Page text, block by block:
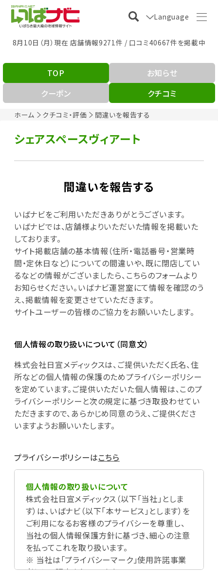
Language
8月10日（月）現在 店舗情報9271件 / 口コミ40667件を掲載中
ホーム クチコミ・評価 間違いを報告する
TOP
お知らせ
クーポン
クチコミ
シェアスペースヴィアート
間違いを報告する
いばナビをご利用いただきありがとうございます。
いばナビでは、店舗様よりいただいた情報を掲載いた
しております。
サイト掲載店舗の基本情報（住所・電話番号・営業時
間・定休日など）についての間違いや、既に閉店してい
るなどの情報がございましたら、こちらのフォームより
お知らせください。いばナビ運営室にて情報を確認のう
え、掲載情報を変更させていただきます。
サイトユーザーの皆様のご協力をお願いいたします。
個人情報の取り扱いについて（同意文）
株式会社日宣メディックスは、ご提供いただく氏名、住
所などの個人情報の保護のためプライバシーポリシー
を定めています。ご提供いただいた個人情報は、このプ
ライバシーポリシーと次の規定に基づき取扱わせてい
ただきますので、あらかじめ同意のうえ、ご提供くださ
いますようお願いいたします。
プライバシーポリシーはこちら
個人情報の取り扱いについて
株式会社日宣メディックス（以下「当社」としま
す）は、いばナビ（以下「本サービス」とします）を
ご利用になるお客様のプライバシーを尊重し、
当社の個人情報保護方針に基づき、細心の注意
を払ってこれを取り扱います。
※ 当社は「プライバシーマーク」使用許諾事業
者として認定されています。